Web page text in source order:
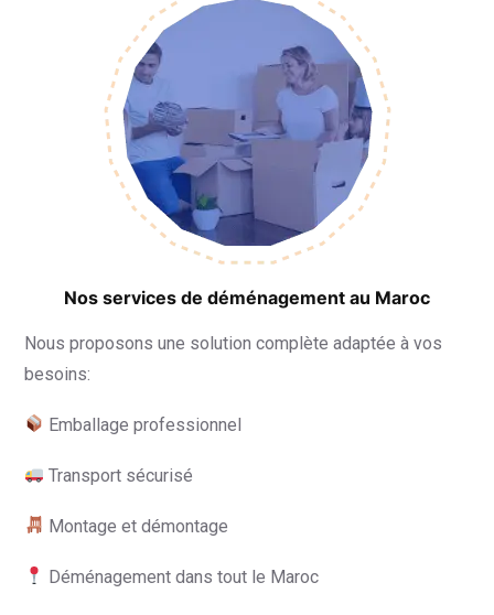
Nos services de déménagement au Maroc
Nous proposons une solution complète adaptée à vos
besoins:
Emballage professionnel
Transport sécurisé
Montage et démontage
Déménagement dans tout le Maroc